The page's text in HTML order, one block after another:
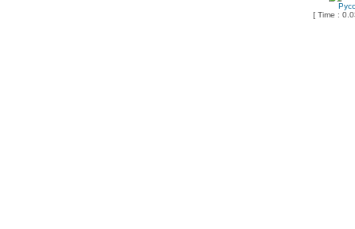
[ Time :